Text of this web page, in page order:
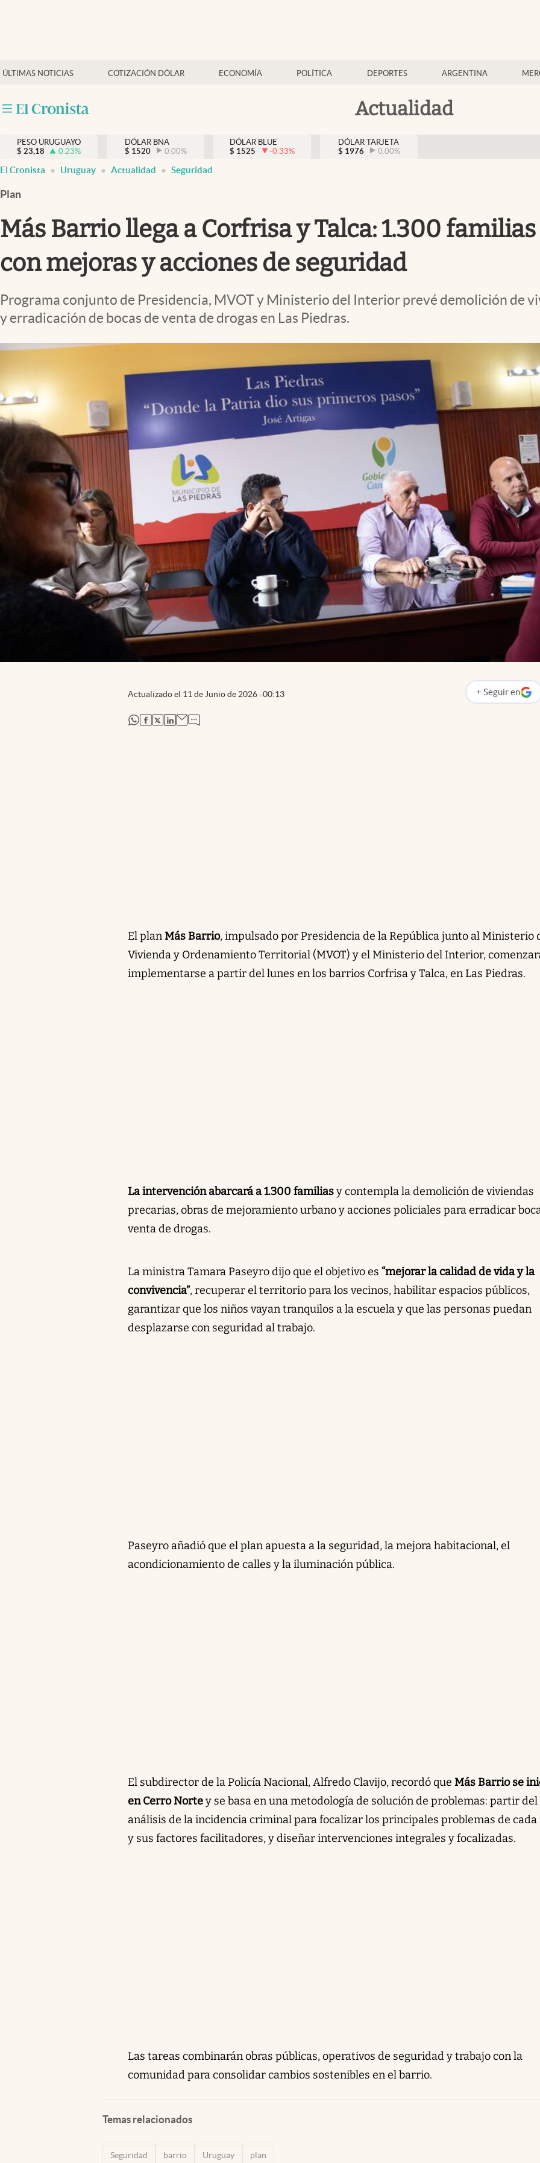
ÚLTIMAS NOTICIAS COTIZACIÓN DÓLAR ECONOMÍA POLÍTICA DEPORTES ARGENTINA
Actualidad
Actualidad
Política
Mercados
PESO URUGUAYO
$ 23,18 0.23%
DÓLAR BNA
$ 1520 0.00%
DÓLAR BLUE
$ 1525 -0.33%
DÓLAR TARJETA
$ 1976 0.00%
El Cronista Uruguay Actualidad Seguridad
Plan
Más Barrio llega a Corfrisa y Talca: 1.300
con mejoras y acciones de seguridad
Programa conjunto de Presidencia, MVOT y Ministerio del Interior prevé demolición de
y erradicación de bocas de venta de drogas en Las Piedras.
Actualizado el 11 de Junio de 2026 00:13 + Seguir en
abre en nueva
abre en nueva pestaña
abre en nueva pestaña
abre en nueva pestaña
abre en nueva pestaña
El planMás Barrio, impulsado por Presidencia de la República junto al Ministerio
Vivienda y Ordenamiento Territorial (MVOT) y el Ministerio del Interior,
implementarse a partir del lunes en los barrios Corfrisa y Talca, en Las Piedras.
La intervención abarcará a 1.300 familiasy contempla la demolición de viviendas
precarias, obras de mejoramiento urbano y acciones policiales para erradicar
venta de drogas.
La ministra Tamara Paseyro dijo que el objetivo es “mejorar la calidad de vida y la
convivencia”, recuperar el territorio para los vecinos, habilitar espacios públicos,
garantizar que los niños vayan tranquilos a la escuela y que las personas puedan
desplazarse con seguridad al trabajo.
Paseyro añadió que el plan apuesta a la seguridad, la mejora habitacional, el
acondicionamiento de calles y la iluminación pública.
El subdirector de la Policía Nacional, Alfredo Clavijo, recordó que Más Barrio se
en Cerro Nortey se basa en una metodología de solución de problemas: partir del
análisis de la incidencia criminal para focalizar los principales problemas de cada
y sus factores facilitadores, y diseñar intervenciones integrales y focalizadas.
Las tareas combinarán obras públicas, operativos de seguridad y trabajo con la
comunidad para consolidar cambios sostenibles en el barrio.
Temas relacionados
Seguridad barrio Uruguay plan